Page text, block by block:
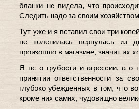
бланки не видела, что
Следить надо за своим
Тут уже и я вставил свои три
не поленилась вернулась из
произошло в магазине, значит их
Я не о грубости и агрессии, а
принятии ответственности за
глубоко убежденных в том, что
кроме них самих, чудовищно